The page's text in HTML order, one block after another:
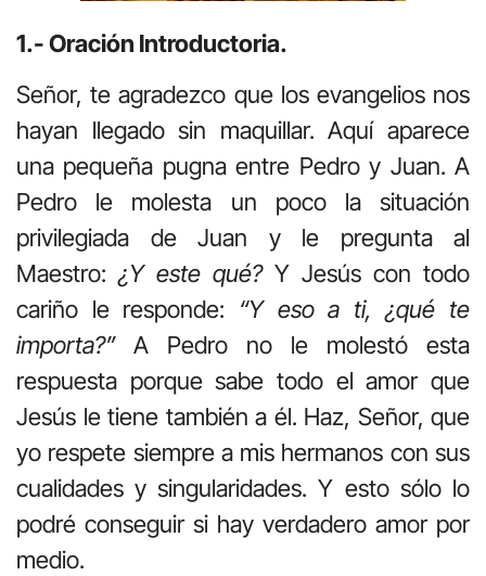
1.- Oración Introductoria.
Señor, te agradezco que los evangelios nos
hayan llegado sin maquillar. Aquí aparece
una pequeña pugna entre Pedro y Juan. A
Pedro le molesta un poco la situación
privilegiada de Juan y le pregunta al
Maestro:¿Y este qué?Y Jesús con todo
cariño le responde: “Y eso a ti, ¿qué te
importa?”A Pedro no le molestó esta
respuesta porque sabe todo el amor que
Jesús le tiene también a él. Haz, Señor, que
yo respete siempre a mis hermanos con sus
cualidades y singularidades. Y esto sólo lo
podré conseguir si hay verdadero amor por
medio.